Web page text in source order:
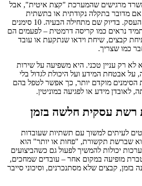
מרגישים שהמערכת "קצת איטית", אבל
מדובר בתקלה נקודתית או בתשתית
שמתחילה להכביד על כל העסק. בדיוק שם מתחילה הבעיה. 10 סימנים
נראים כמו קריסה דרמטית – לפעמים הם
קבצים, שיחת וידאו שנתקעת או עובד
כמו שצריך.
רק עניין טכני. היא משפיעה על שירות
על אבטחת המידע ועל היכולת לגדול בלי
מוקדם יותר, כך אפשר לטפל בהם
לאובדן מידע או לפגיעה במוניטין.
רשת עסקית חלשה בזמן
לעיתים למשוך עם תשתיות שעובדות
שברשת תקשורת, "פחות או יותר" הוא
יכולות להמשיך לפעול גם כשהביצועים
מופיעה במקום אחר – עובדים שמחכים,
קבצים שלא מסתנכרנים, וסיכוני סייבר